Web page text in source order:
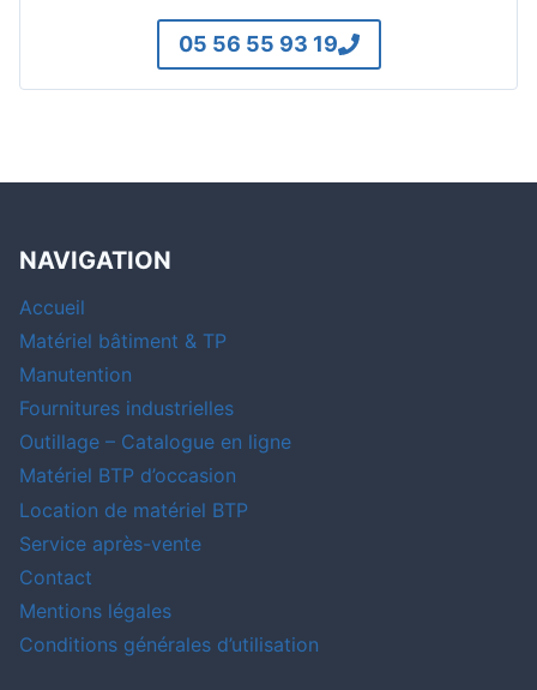
05 56 55 93 19
NAVIGATION
Accueil
Matériel bâtiment & TP
Manutention
Fournitures industrielles
Outillage – Catalogue en ligne
Matériel BTP d’occasion
Location de matériel BTP
Service après-vente
Contact
Mentions légales
Conditions générales d’utilisation